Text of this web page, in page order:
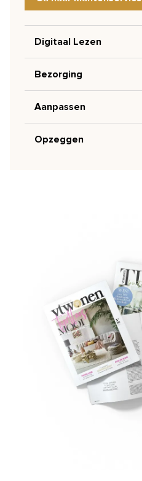
Digitaal Lezen
Bezorging
Aanpassen
Opzeggen